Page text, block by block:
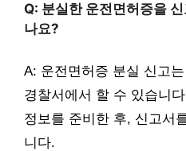
Q: 분실한 운전면허증을
나요?
A: 운전면허증 분실 신고
경찰서에서 할 수 있습니
정보를 준비한 후, 신고서
니다.